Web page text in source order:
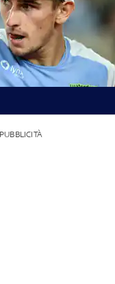
PUBBLICITÀ